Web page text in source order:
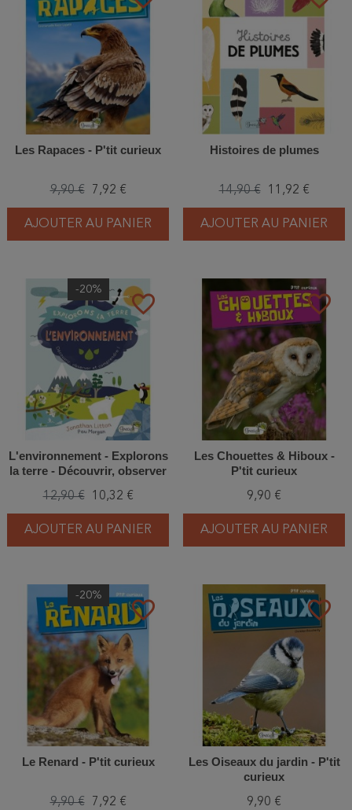
Les Rapaces - P'tit curieux
9,90 € 7,92 €
AJOUTER AU PANIER
Histoires de plumes
14,90 € 11,92 €
AJOUTER AU PANIER
favorite_border
-20%
L'environnement - Explorons
la terre - Découvrir, observer
12,90 € 10,32 €
AJOUTER AU PANIER
favorite_border
Les Chouettes & Hiboux -
P'tit curieux
9,90 €
AJOUTER AU PANIER
favorite_border
-20%
Le Renard - P'tit curieux
9,90 € 7,92 €
favorite_border
Les Oiseaux du jardin - P'tit
curieux
9,90 €